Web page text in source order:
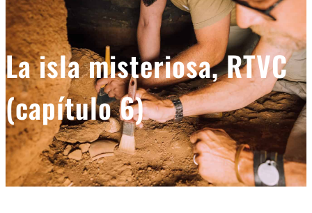
La isla misteriosa, RTVC
(capítulo 6)